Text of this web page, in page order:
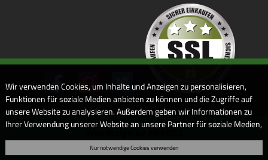
Webdesign by ARANES
Wir verwenden Cookies, um Inhalte und Anzeigen zu personalisieren,
Funktionen für soziale Medien anbieten zu können und die Zugriffe auf
unsere Website zu analysieren. Außerdem geben wir Informationen zu
Ihrer Verwendung unserer Website an unsere Partner für soziale Medien,
Informationen möglicherweise mit weiteren Daten zusammen, die Sie
Nur notwendige Cookies verwenden